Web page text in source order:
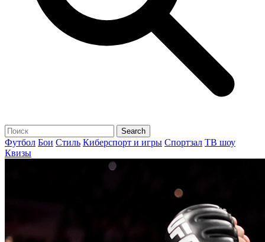
Футбол Бои Стиль Киберспорт и игры Спортзал ТВ шоу
Квизы